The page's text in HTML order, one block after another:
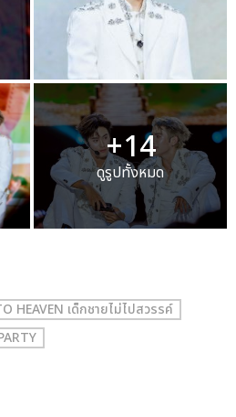
+14
ดูรูปทั้งหมด
HEAVEN เด็กชายไม่ไปสวรรค์